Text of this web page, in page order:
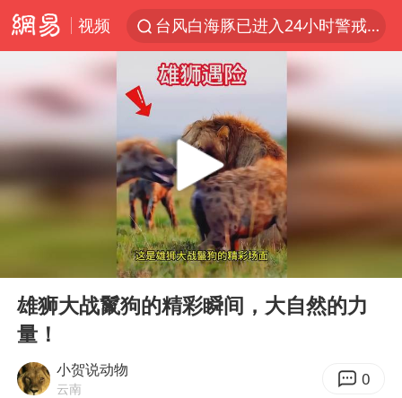
视频
台风白海豚已进入24小时警戒线
中医教你一招提升气血
四川宜宾市高县4.9级地震致1人死亡
胡彦斌韩磊 谁帮谁
老中医：立秋后养心是关键
Play
00:58
雄狮大战鬣狗的精彩瞬间，大自然的力
量！
小贺说动物
云南 0